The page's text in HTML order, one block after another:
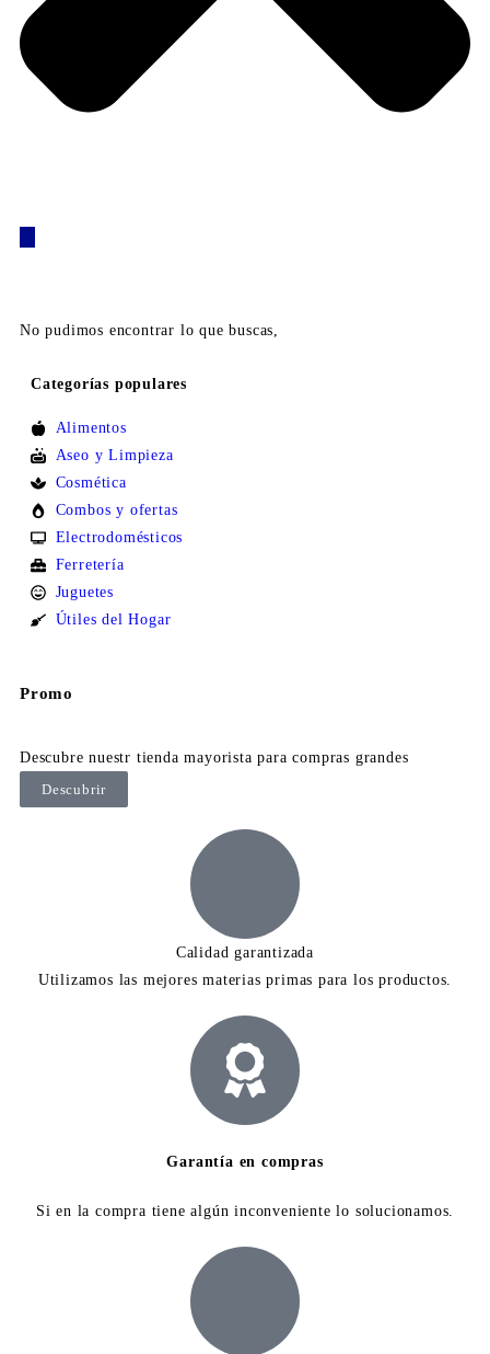
Categorías populares
Alimentos
Aseo y Limpieza
Cosmética
Combos y ofertas
Electrodomésticos
Ferretería
Juguetes
Útiles del Hogar
Promo
Descubre nuestr tienda mayorista para compras grandes
Descubrir
No pudimos encontrar lo que buscas,
Calidad garantizada
Utilizamos las mejores materias primas para los productos.
Garantía en compras
Si en la compra tiene algún inconveniente lo solucionamos.